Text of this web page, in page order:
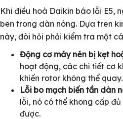
Khi điều hoà Daikin báo lỗi E5,
bên trong dàn nóng. Dựa trên
này, đòi hỏi phải kiểm tra một
Động cơ máy nén bị kẹt
hoạt động, các chi tiết cơ
khiến rotor không thể quay.
Lỗi bo mạch biến tần dàn
lỗi, nó có thể không cấp
được.